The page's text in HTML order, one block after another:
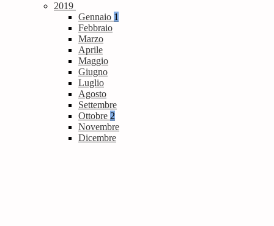
2019
Gennaio 1
Febbraio
Marzo
Aprile
Maggio
Giugno
Luglio
Agosto
Settembre
Ottobre 2
Novembre
Dicembre